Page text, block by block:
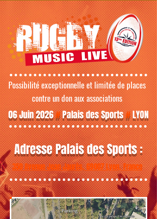
Possibilité exceptionnelle et limitée de places
contre un don aux associations
06 Juin 2026#Palais des Sports#LYON
Adresse Palais des Sports :
350 Avenue Jean Jaurès, 69007 Lyon, France